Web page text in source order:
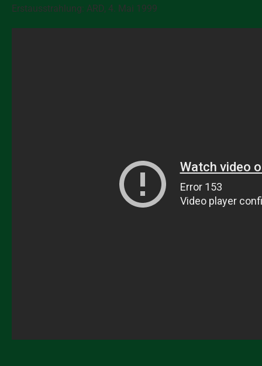
Erstausstrahlung: ARD, 4. Mai 1999